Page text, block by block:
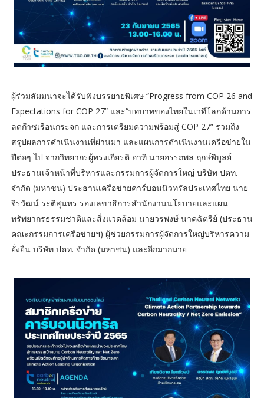
ผู้ร่วมสัมมนาจะได้รับฟังบรรยายพิเศษ “Progress from COP 26 and
Expectations for COP 27” และ“บทบาทของไทยในเวทีโลกด้านการ
ลดก๊าซเรือนกระจก และการเตรียมความพร้อมสู่ COP 27” รวมถึง
สรุปผลการดำเนินงานที่ผ่านมา และแผนการดำเนินงานเครือข่ายใน
ปีต่อๆ ไป จากวิทยากรผู้ทรงเกียรติ อาทิ นายอรรถพล ฤกษ์พิบูลย์
ประธานเจ้าหน้าที่บริหารและกรรมการผู้จัดการใหญ่ บริษัท ปตท.
จำกัด (มหาชน) ประธานเครือข่ายคาร์บอนนิวทรัลประเทศไทย นาย
จิรวัฒน์ ระติสุนทร รองเลขาธิการสำนักงานนโยบายและแผน
ทรัพยากรธรรมชาติและสิ่งแวดล้อม นายวรพงษ์ นาคฉัตรีย์ (ประธาน
คณะกรรมการเครือข่ายฯ) ผู้ช่วยกรรมการผู้จัดการใหญ่บริหารความ
ยั่งยืน บริษัท ปตท. จำกัด (มหาชน) และอีกมากมาย